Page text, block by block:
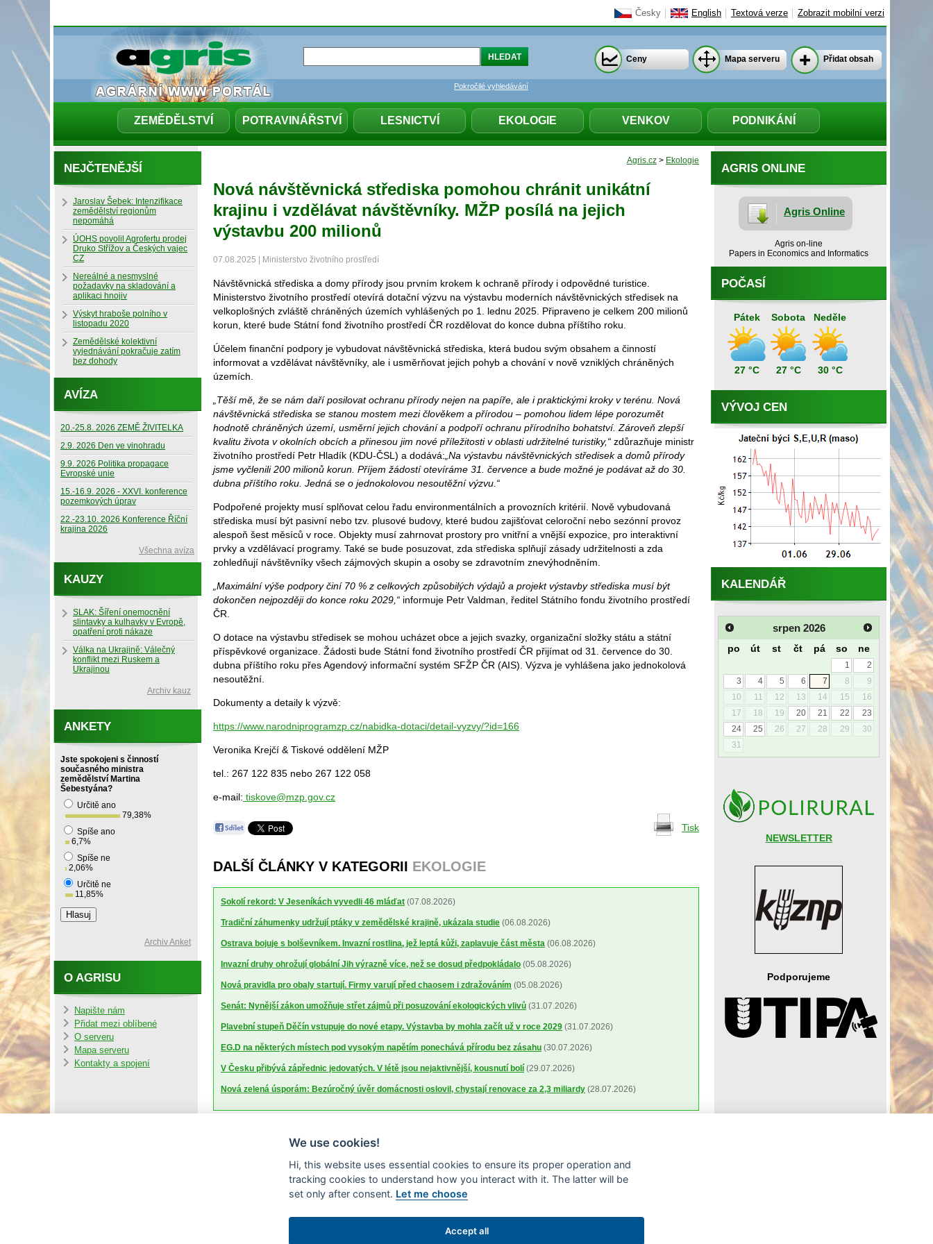
Česky English Textová verze Zobrazit mobilní verzi
ZEMĚDĚLSTVÍ POTRAVINÁŘSTVÍ LESNICTVÍ EKOLOGIE VENKOV PODNIKÁNÍ
Pokročilé vyhledávání
Ceny Mapa serveru Přidat obsah
Agris.cz > Ekologie
Nová návštěvnická střediska pomohou chránit unikátní
krajinu i vzdělávat návštěvníky. MŽP posílá na jejich
výstavbu 200 milionů
07.08.2025 | Ministerstvo životního prostředí
Návštěvnická střediska a domy přírody jsou prvním krokem k ochraně přírody i odpovědné turistice.
Ministerstvo životního prostředí otevírá dotační výzvu na výstavbu moderních návštěvnických středisek na
velkoplošných zvláště chráněných územích vyhlášených po 1. lednu 2025. Připraveno je celkem 200 milionů
korun, které bude Státní fond životního prostředí ČR rozdělovat do konce dubna příštího roku.
Účelem finanční podpory je vybudovat návštěvnická střediska, která budou svým obsahem a činností
informovat a vzdělávat návštěvníky, ale i usměrňovat jejich pohyb a chování v nově vzniklých chráněných
územích.
„Těší mě, že se nám daří posilovat ochranu přírody nejen na papíře, ale i praktickými kroky v terénu. Nová
návštěvnická střediska se stanou mostem mezi člověkem a přírodou – pomohou lidem lépe porozumět
hodnotě chráněných území, usměrní jejich chování a podpoří ochranu přírodního bohatství. Zároveň zlepší
kvalitu života v okolních obcích a přinesou jim nové příležitosti v oblasti udržitelné turistiky,“ zdůrazňuje ministr
životního prostředí Petr Hladík (KDU-ČSL) a dodává: „Na výstavbu návštěvnických středisek a domů přírody
jsme vyčlenili 200 milionů korun. Příjem žádostí otevíráme 31. července a bude možné je podávat až do 30.
dubna příštího roku. Jedná se o jednokolovou nesoutěžní výzvu.“
Podpořené projekty musí splňovat celou řadu environmentálních a provozních kritérií. Nově vybudovaná
střediska musí být pasivní nebo tzv. plusové budovy, které budou zajišťovat celoroční nebo sezónní provoz
alespoň šest měsíců v roce. Objekty musí zahrnovat prostory pro vnitřní a vnější expozice, pro interaktivní
prvky a vzdělávací programy. Také se bude posuzovat, zda střediska splňují zásady udržitelnosti a zda
zohledňují návštěvníky všech zájmových skupin a osoby se zdravotním znevýhodněním.
„Maximální výše podpory činí 70 % z celkových způsobilých výdajů a projekt výstavby střediska musí být
dokončen nejpozději do konce roku 2029,“ informuje Petr Valdman, ředitel Státního fondu životního prostředí
ČR.
O dotace na výstavbu středisek se mohou ucházet obce a jejich svazky, organizační složky státu a státní
příspěvkové organizace. Žádosti bude Státní fond životního prostředí ČR přijímat od 31. července do 30.
dubna příštího roku přes Agendový informační systém SFŽP ČR (AIS). Výzva je vyhlášena jako jednokolová
nesoutěžní.
Dokumenty a detaily k výzvě:
https://www.narodniprogramzp.cz/nabidka-dotaci/detail-vyzvy/?id=166
Veronika Krejčí & Tiskové oddělení MŽP
tel.: 267 122 835 nebo 267 122 058
e-mail: tiskove@mzp.gov.cz
Tisk
DALŠÍ ČLÁNKY V KATEGORII EKOLOGIE
Sokolí rekord: V Jeseníkách vyvedli 46 mláďat (07.08.2026)
Tradiční záhumenky udržují ptáky v zemědělské krajině, ukázala studie (06.08.2026)
Ostrava bojuje s bolševníkem. Invazní rostlina, jež leptá kůži, zaplavuje část města (06.08.2026)
Invazní druhy ohrožují globální Jih výrazně více, než se dosud předpokládalo (05.08.2026)
Nová pravidla pro obaly startují. Firmy varují před chaosem i zdražováním (05.08.2026)
Senát: Nynější zákon umožňuje střet zájmů při posuzování ekologických vlivů (31.07.2026)
Plavební stupeň Děčín vstupuje do nové etapy. Výstavba by mohla začít už v roce 2029 (31.07.2026)
EG.D na některých místech pod vysokým napětím ponechává přírodu bez zásahu (30.07.2026)
V Česku přibývá zápřednic jedovatých. V létě jsou nejaktivnější, kousnutí bolí (29.07.2026)
Nová zelená úsporám: Bezúročný úvěr domácnosti oslovil, chystají renovace za 2,3 miliardy (28.07.2026)
AGRIS ONLINE
Agris Online
Agris on-line
Papers in Economics and Informatics
POČASÍ
Pátek
27 °C
Sobota
27 °C
Neděle
30 °C
VÝVOJ CEN
KALENDÁŘ
srpen 2026
po út st čt pá so ne
1
2
3
4 5 6 7 8
9
10
11 12 13 14 15
16
17
18 19 20 21 22
23
24
25 26 27 28 29
30
31
NEWSLETTER
Podporujeme
NEJČTENĚJŠÍ
Jaroslav Šebek: Intenzifikace
zemědělství regionům
nepomáhá
ÚOHS povolil Agrofertu prodej
Druko Střížov a Českých vajec
CZ
Nereálné a nesmyslné
požadavky na skladování a
aplikaci hnojiv
Výskyt hraboše polního v
listopadu 2020
Zemědělské kolektivní
vyjednávání pokračuje zatím
bez dohody
AVÍZA
20.-25.8. 2026 ZEMĚ ŽIVITELKA
2.9. 2026 Den ve vinohradu
9.9. 2026 Politika propagace
Evropské unie
15.-16.9. 2026 - XXVI. konference
pozemkových úprav
22.-23.10. 2026 Konference Říční
krajina 2026
Všechna avíza
KAUZY
SLAK: Šíření onemocnění
slintavky a kulhavky v Evropě,
opatření proti nákaze
Válka na Ukrajině: Válečný
konflikt mezi Ruskem a
Ukrajinou
Archiv kauz
ANKETY
Jste spokojeni s činností
současného ministra
zemědělství Martina
Šebestyána?
Určitě ano
79,38%
Spíše ano
6,7%
Spíše ne
2,06%
Určitě ne
11,85%
Archiv Anket
O AGRISU
Napište nám
Přidat mezi oblíbené
O serveru
Mapa serveru
Kontakty a spojení
spolupráce
- Publikování a šíření obsahu agrárního WWW portálu AGRIS je možné
We use cookies!
Hi, this website uses essential cookies to ensure its proper operation and
tracking cookies to understand how you interact with it. The latter will be
set only after consent. Let me choose
Accept all